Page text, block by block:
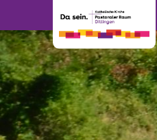
Zum Inhalt springen